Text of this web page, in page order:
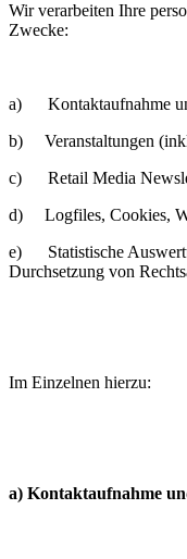
Wir verarbeiten Ihre
Zwecke:
a) Kontaktaufnahme
b) Veranstaltungen
c) Retail Media
d) Logfiles, Cookies,
e) Statistische
Durchsetzung von
Im Einzelnen hierzu:
a) Kontaktaufnahme